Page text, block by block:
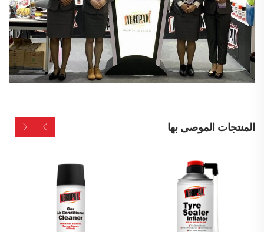
المنتجات الموصى بها